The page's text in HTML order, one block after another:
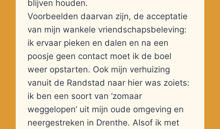
blijven houden.
Voorbeelden daarvan zijn, de acceptatie
van mijn wankele vriendschapsbeleving:
ik ervaar pieken en dalen en na een
poosje geen contact moet ik de boel
weer opstarten. Ook mijn verhuizing
vanuit de Randstad naar hier was zoiets:
ik ben een soort van ‘zomaar
weggelopen’ uit mijn oude omgeving en
neergestreken in Drenthe. Alsof ik met